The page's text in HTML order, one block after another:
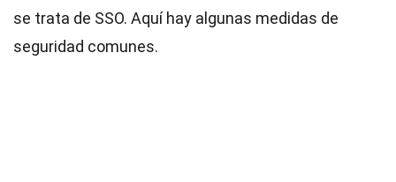
se trata de SSO. Aquí hay algunas medidas de
seguridad comunes.